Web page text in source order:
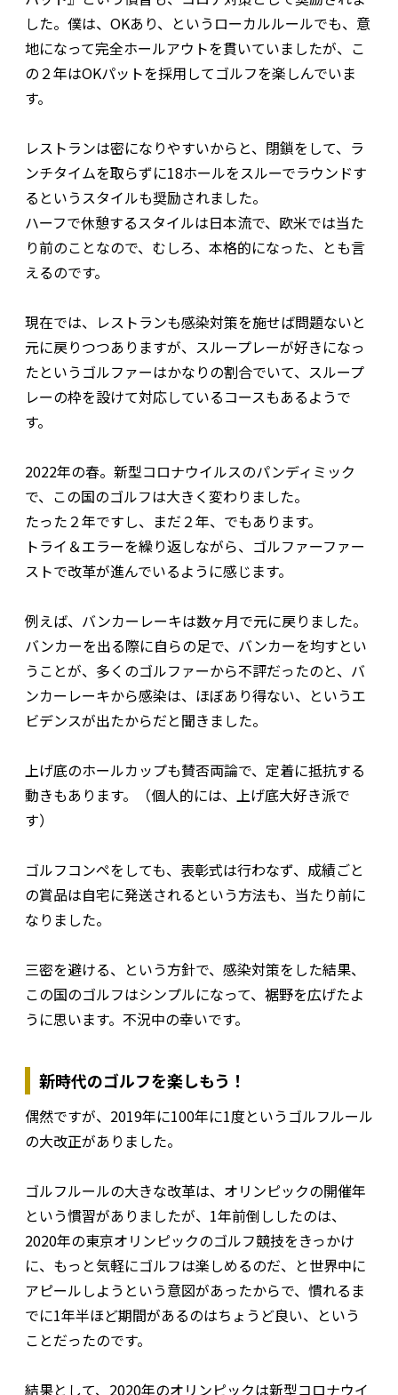
した。僕は、OKあり、というローカルルールでも、意
地になって完全ホールアウトを貫いていましたが、こ
の２年はOKパットを採用してゴルフを楽しんでいま
す。
レストランは密になりやすいからと、閉鎖をして、ラ
ンチタイムを取らずに18ホールをスルーでラウンドす
るというスタイルも奨励されました。
ハーフで休憩するスタイルは日本流で、欧米では当た
り前のことなので、むしろ、本格的になった、とも言
えるのです。
現在では、レストランも感染対策を施せば問題ないと
元に戻りつつありますが、スループレーが好きになっ
たというゴルファーはかなりの割合でいて、スループ
レーの枠を設けて対応しているコースもあるようで
す。
2022年の春。新型コロナウイルスのパンディミック
で、この国のゴルフは大きく変わりました。
たった２年ですし、まだ２年、でもあります。
トライ＆エラーを繰り返しながら、ゴルファーファー
ストで改革が進んでいるように感じます。
例えば、バンカーレーキは数ヶ月で元に戻りました。
バンカーを出る際に自らの足で、バンカーを均すとい
うことが、多くのゴルファーから不評だったのと、バ
ンカーレーキから感染は、ほぼあり得ない、というエ
ビデンスが出たからだと聞きました。
上げ底のホールカップも賛否両論で、定着に抵抗する
動きもあります。（個人的には、上げ底大好き派で
す）
ゴルフコンペをしても、表彰式は行わなず、成績ごと
の賞品は自宅に発送されるという方法も、当たり前に
なりました。
三密を避ける、という方針で、感染対策をした結果、
この国のゴルフはシンプルになって、裾野を広げたよ
うに思います。不況中の幸いです。
新時代のゴルフを楽しもう！
偶然ですが、2019年に100年に1度というゴルフルール
の大改正がありました。
ゴルフルールの大きな改革は、オリンピックの開催年
という慣習がありましたが、1年前倒ししたのは、
2020年の東京オリンピックのゴルフ競技をきっかけ
に、もっと気軽にゴルフは楽しめるのだ、と世界中に
アピールしようという意図があったからで、慣れるま
でに1年半ほど期間があるのはちょうど良い、という
ことだったのです。
結果として、2020年のオリンピックは新型コロナウイ